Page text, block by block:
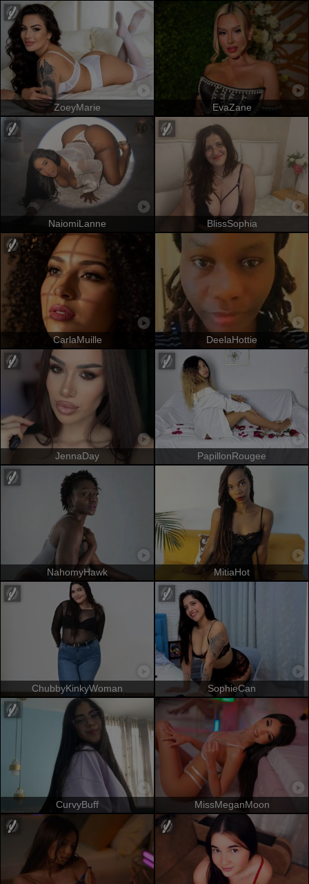
ZoeyMarie EvaZane
NaiomiLanne BlissSophia
CarlaMuille DeelaHottie
JennaDay PapillonRougee
NahomyHawk MitiaHot
ChubbyKinkyWoman SophieCan
CurvyBuff MissMeganMoon